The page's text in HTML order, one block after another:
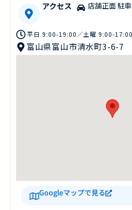
アクセス 店舗正面 駐
平日 9:00-19:00／土曜 9:00-
富山県富山市清水町3-6-7
Googleマップで見る